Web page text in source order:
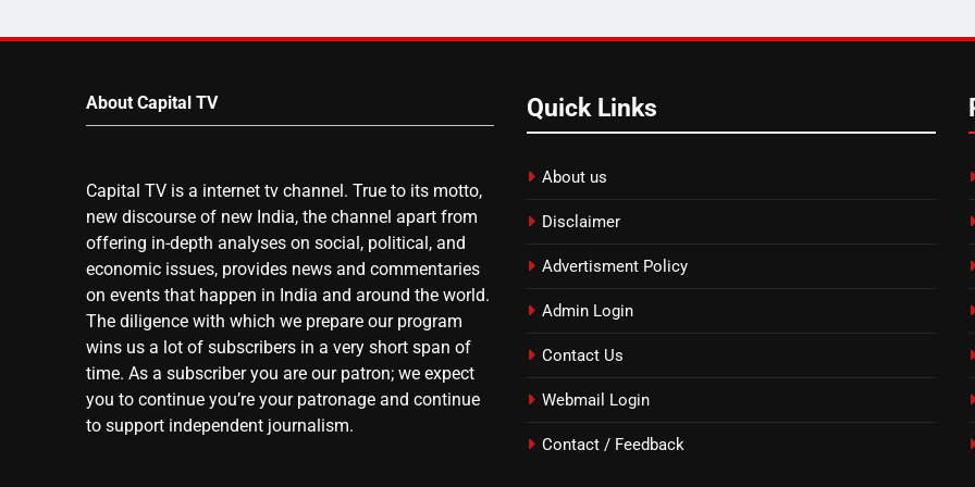
About Capital TV
Capital TV is a internet tv channel. True to its motto,
new discourse of new India, the channel apart from
offering in-depth analyses on social, political, and
economic issues, provides news and commentaries
on events that happen in India and around the world.
The diligence with which we prepare our program
wins us a lot of subscribers in a very short span of
time. As a subscriber you are our patron; we expect
you to continue you’re your patronage and continue
to support independent journalism.
Quick Links
About us
Disclaimer
Advertisment Policy
Admin Login
Contact Us
Webmail Login
Contact / Feedback